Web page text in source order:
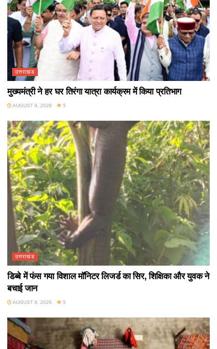
उत्तराखंड
मुख्यमंत्री ने हर घर तिरंगा यात्रा कार्यक्रम में किया प्रतिभाग
AUGUST 9, 2026 5
उत्तराखंड
डिब्बे में फंस गया विशाल मॉनिटर लिजर्ड का सिर, शिक्षिका और युवक ने
बचाई जान
AUGUST 9, 2026 5